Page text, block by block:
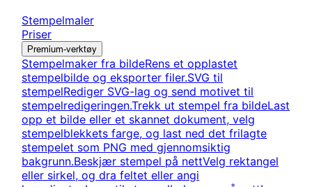
Stempelmaler
Priser
Premium-verktøy
Stempelmaker fra bildeRens et opplastet
stempelbilde og eksporter filer.SVG til
stempelRediger SVG-lag og send motivet til
stempelredigeringen.Trekk ut stempel fra bildeLast
opp et bilde eller et skannet dokument, velg
stempelblekkets farge, og last ned det frilagte
stempelet som PNG med gjennomsiktig
bakgrunn.Beskjær stempel på nettVelg rektangel
eller sirkel, og dra feltet eller angi